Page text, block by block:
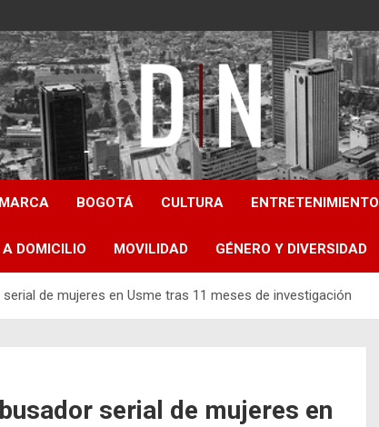
Diámetro Noticias
BOGOTÁ CULTURA ENTRETENIMIENTO
A DOMICILIO MOVILIDAD GÉNERO Y DIVERSIDAD
serial de mujeres en Usme tras 11 meses de investigación
serial de mujeres en